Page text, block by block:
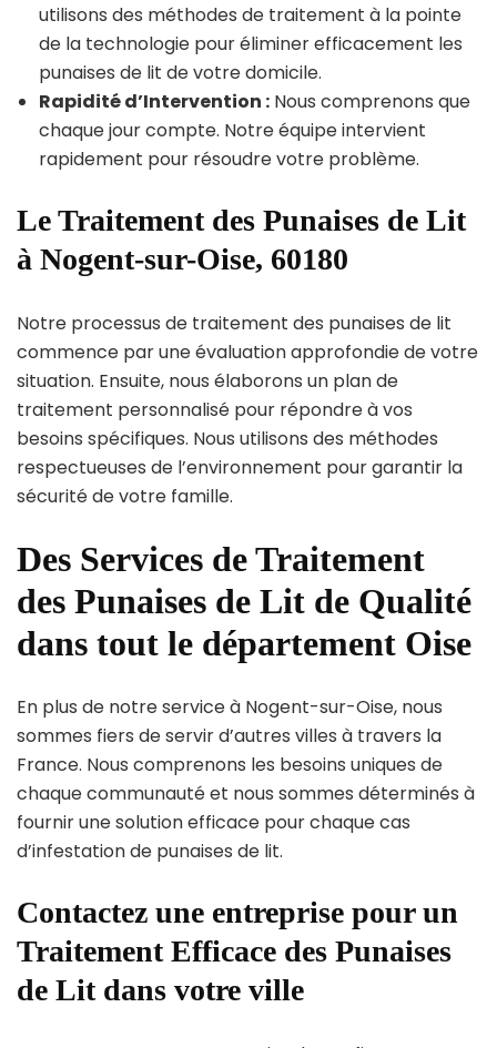
utilisons des méthodes de traitement à la pointe
de la technologie pour éliminer efficacement les
punaises de lit de votre domicile.
Rapidité d’Intervention : Nous comprenons que
chaque jour compte. Notre équipe intervient
rapidement pour résoudre votre problème.
Le Traitement des Punaises de Lit
à Nogent-sur-Oise, 60180
Notre processus de traitement des punaises de lit
commence par une évaluation approfondie de votre
situation. Ensuite, nous élaborons un plan de
traitement personnalisé pour répondre à vos
besoins spécifiques. Nous utilisons des méthodes
respectueuses de l’environnement pour garantir la
sécurité de votre famille.
Des Services de Traitement
des Punaises de Lit de Qualité
dans tout le département Oise
En plus de notre service à Nogent-sur-Oise, nous
sommes fiers de servir d’autres villes à travers la
France. Nous comprenons les besoins uniques de
chaque communauté et nous sommes déterminés à
fournir une solution efficace pour chaque cas
d’infestation de punaises de lit.
Contactez une entreprise pour un
Traitement Efficace des Punaises
de Lit dans votre ville